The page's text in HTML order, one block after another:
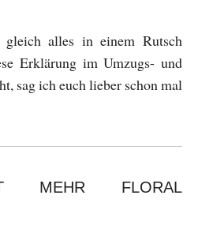
alles in einem Rutsch
Erklärung im Umzugs- und
sag ich euch lieber schon mal
MEHR FLORAL